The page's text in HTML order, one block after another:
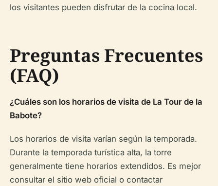
los visitantes pueden disfrutar de la cocina local.
Preguntas Frecuentes
(FAQ)
¿Cuáles son los horarios de visita de La Tour de la
Babote?
Los horarios de visita varían según la temporada.
Durante la temporada turística alta, la torre
generalmente tiene horarios extendidos. Es mejor
consultar el sitio web oficial o contactar